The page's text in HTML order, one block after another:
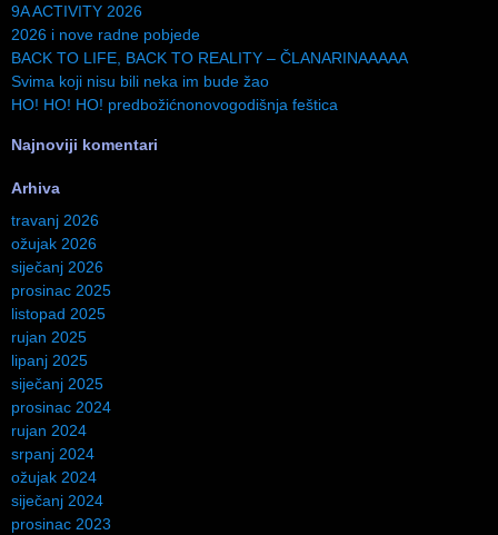
9A ACTIVITY 2026
2026 i nove radne pobjede
BACK TO LIFE, BACK TO REALITY – ČLANARINAAAAA
Svima koji nisu bili neka im bude žao
HO! HO! HO! predbožićnonovogodišnja feštica
Najnoviji komentari
Arhiva
travanj 2026
ožujak 2026
siječanj 2026
prosinac 2025
listopad 2025
rujan 2025
lipanj 2025
siječanj 2025
prosinac 2024
rujan 2024
srpanj 2024
ožujak 2024
siječanj 2024
prosinac 2023